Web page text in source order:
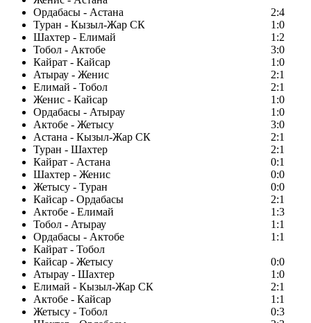
Ордабасы - Астана
2:4
Туран - Кызыл-Жар СК
1:0
Шахтер - Елимай
1:2
Тобол - Актобе
3:0
Кайрат - Кайсар
1:0
Атырау - Женис
2:1
Елимай - Тобол
2:1
Женис - Кайсар
1:0
Ордабасы - Атырау
1:0
Актобе - Жетысу
3:0
Астана - Кызыл-Жар СК
2:1
Туран - Шахтер
2:1
Кайрат - Астана
0:1
Шахтер - Женис
0:0
Жетысу - Туран
0:0
Кайсар - Ордабасы
2:1
Актобе - Елимай
1:3
Тобол - Атырау
1:1
Ордабасы - Актобе
1:1
Кайрат - Тобол
Кайсар - Жетысу
0:0
Атырау - Шахтер
1:0
Елимай - Кызыл-Жар СК
2:1
Актобе - Кайсар
1:1
Жетысу - Тобол
0:3